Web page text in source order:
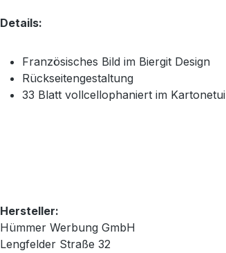
Details:
Französisches Bild im Biergit Design
Rückseitengestaltung
33 Blatt vollcellophaniert im Kartonetui
Hersteller:
Hümmer Werbung GmbH
Lengfelder Straße 32